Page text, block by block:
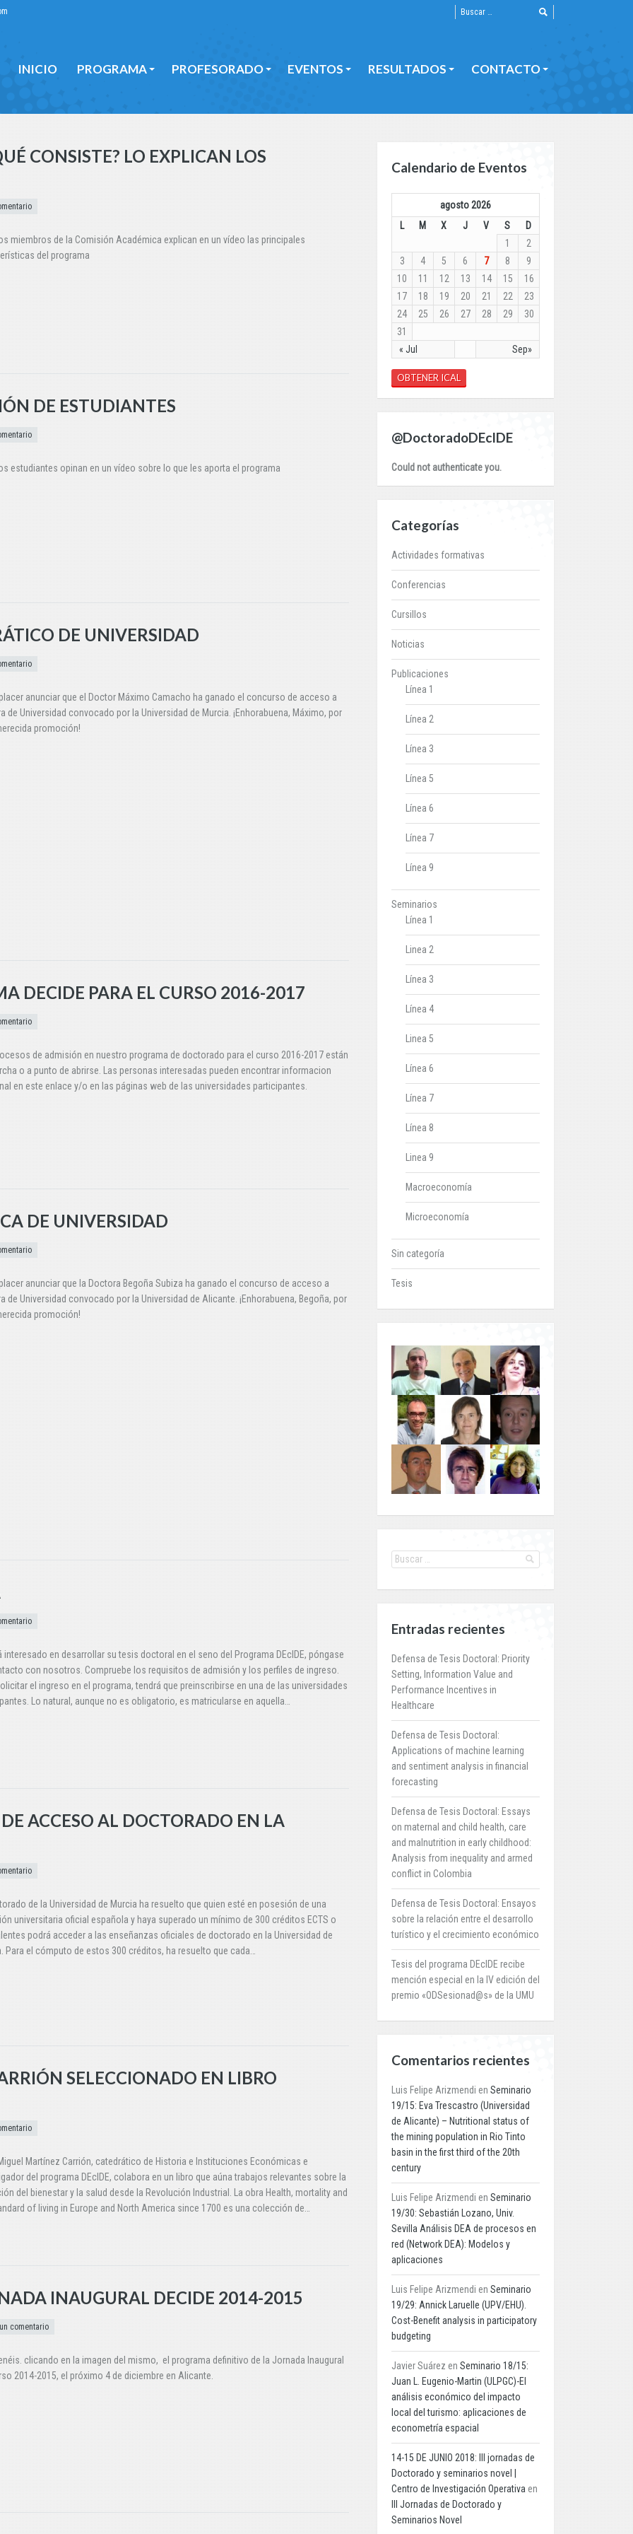
INICIO PROGRAMA PROFESORADO EVENTOS RESULTADOS CONTACTO
CONSISTE? LO EXPLICAN LOS
miembros de la Comisión Académica explican en un vídeo las principales
del programa
DE ESTUDIANTES
estudiantes opinan en un vídeo sobre lo que les aporta el programa
DE UNIVERSIDAD
anunciar que el Doctor Máximo Camacho ha ganado el concurso de acceso a
de Universidad convocado por la Universidad de Murcia. ¡Enhorabuena, Máximo, por
promoción!
DECIDE PARA EL CURSO 2016-2017
de admisión en nuestro programa de doctorado para el curso 2016-2017 están
o a punto de abrirse. Las personas interesadas pueden encontrar informacion
en este enlace y/o en las páginas web de las universidades participantes.
DE UNIVERSIDAD
anunciar que la Doctora Begoña Subiza ha ganado el concurso de acceso a
de Universidad convocado por la Universidad de Alicante. ¡Enhorabuena, Begoña, por
promoción!
interesado en desarrollar su tesis doctoral en el seno del Programa DEcIDE, póngase
con nosotros. Compruebe los requisitos de admisión y los perfiles de ingreso.
el ingreso en el programa, tendrá que preinscribirse en una de las universidades
Lo natural, aunque no es obligatorio, es matricularse en aquella…
ACCESO AL DOCTORADO EN LA
de la Universidad de Murcia ha resuelto que quien esté en posesión de una
universitaria oficial española y haya superado un mínimo de 300 créditos ECTS o
podrá acceder a las enseñanzas oficiales de doctorado en la Universidad de
Para el cómputo de estos 300 créditos, ha resuelto que cada…
SELECCIONADO EN LIBRO
Martínez Carrión, catedrático de Historia e Instituciones Económicas e
del programa DEcIDE, colabora en un libro que aúna trabajos relevantes sobre la
del bienestar y la salud desde la Revolución Industrial. La obra Health, mortality and
of living in Europe and North America since 1700 es una colección de…
INAUGURAL DECIDE 2014-2015
comentario
clicando en la imagen del mismo, el programa definitivo de la Jornada Inaugural
2014-2015, el próximo 4 de diciembre en Alicante.
Calendario de Eventos
agosto 2026
L
M X J V S D
« Jul Sep»
1
2
3
4 5 6 7 8
9
10
11 12 13 14 15
16
17
18 19 20 21 22
23
24
25 26 27 28 29
30
31
OBTENER ICAL
@DoctoradoDEcIDE
Could not authenticate you.
Categorías
Actividades formativas
Conferencias
Cursillos
Noticias
Publicaciones
Línea 1
Línea 2
Línea 3
Línea 5
Línea 6
Línea 7
Línea 9
Seminarios
Línea 1
Linea 2
Línea 3
Línea 4
Linea 5
Línea 6
Línea 7
Línea 8
Linea 9
Macroeconomía
Microeconomía
Sin categoría
Tesis
Entradas recientes
Defensa de Tesis Doctoral: Priority
Setting, Information Value and
Performance Incentives in
Healthcare
Defensa de Tesis Doctoral:
Applications of machine learning
and sentiment analysis in financial
forecasting
Defensa de Tesis Doctoral: Essays
on maternal and child health, care
and malnutrition in early childhood:
Analysis from inequality and armed
conflict in Colombia
Defensa de Tesis Doctoral: Ensayos
sobre la relación entre el desarrollo
turístico y el crecimiento económico
Tesis del programa DEcIDE recibe
mención especial en la IV edición del
premio «ODSesionad@s» de la UMU
Comentarios recientes
Luis Felipe Arizmendi en Seminario
19/15: Eva Trescastro (Universidad
de Alicante) – Nutritional status of
the mining population in Rio Tinto
basin in the first third of the 20th
century
Luis Felipe Arizmendi en Seminario
19/30: Sebastián Lozano, Univ.
Sevilla Análisis DEA de procesos en
red (Network DEA): Modelos y
aplicaciones
Luis Felipe Arizmendi en Seminario
19/29: Annick Laruelle (UPV/EHU).
Cost-Benefit analysis in participatory
budgeting
Javier Suárez en Seminario 18/15:
Juan L. Eugenio-Martin (ULPGC)-El
análisis económico del impacto
local del turismo: aplicaciones de
econometría espacial
14-15 DE JUNIO 2018: III jornadas de
Doctorado y seminarios novel |
Centro de Investigación Operativa en
III Jornadas de Doctorado y
Seminarios Novel